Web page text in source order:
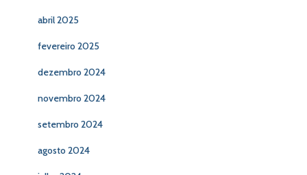
abril 2025
fevereiro 2025
dezembro 2024
novembro 2024
setembro 2024
agosto 2024